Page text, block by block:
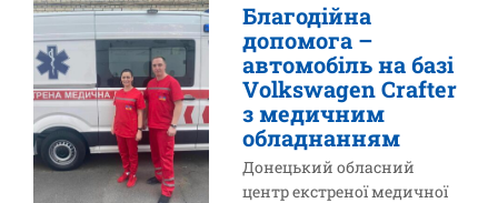
Благодійна
допомога –
автомобіль на базі
Volkswagen Crafter
з медичним
обладнанням
Донецький обласний
центр екстреної медичної